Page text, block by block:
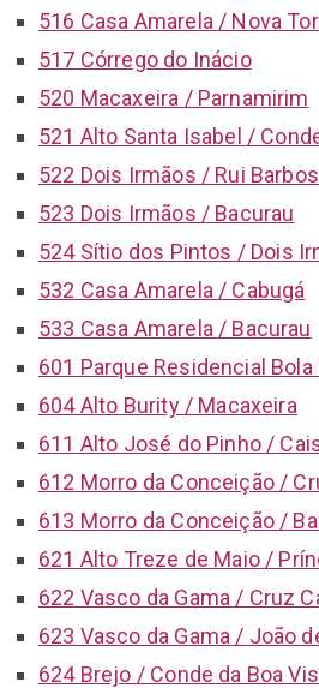
516 Casa Amarela / Nova
517 Córrego do Inácio
520 Macaxeira / Parnamirim
521 Alto Santa Isabel /
522 Dois Irmãos / Rui
523 Dois Irmãos / Bacurau
524 Sítio dos Pintos / Dois
532 Casa Amarela / Cabugá
533 Casa Amarela / Bacurau
601 Parque Residencial
604 Alto Burity / Macaxeira
611 Alto José do Pinho /
612 Morro da Conceição /
613 Morro da Conceição /
621 Alto Treze de Maio /
622 Vasco da Gama / Cruz
623 Vasco da Gama / João
624 Brejo / Conde da Boa